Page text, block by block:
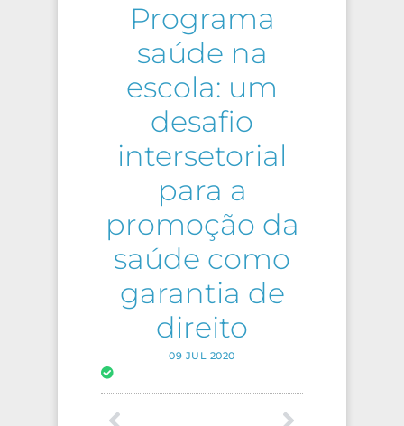
Programa
saúde na
escola: um
desafio
intersetorial
para a
promoção da
saúde como
garantia de
direito
09 JUL 2020